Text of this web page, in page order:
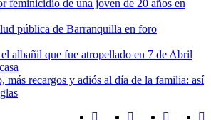
feminicidio de una joven de 20 años en
pública de Barranquilla en foro
albañil que fue atropellado en 7 de Abril
más recargos y adiós al día de la familia: así